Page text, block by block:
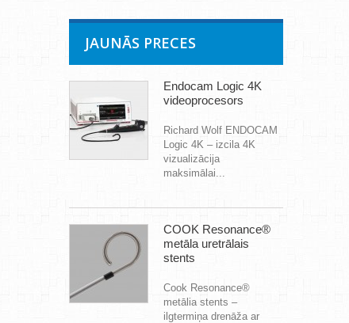
JAUNĀS PRECES
Endocam Logic 4K
videoprocesors
Richard Wolf ENDOCAM
Logic 4K – izcila 4K
vizualizācija
maksimālai...
COOK Resonance®
metāla uretrālais
stents
Cook Resonance®
metālia stents –
ilgtermiņa drenāža ar